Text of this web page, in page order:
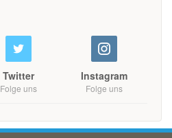
Twitter
Folge uns
Instagram
Folge uns